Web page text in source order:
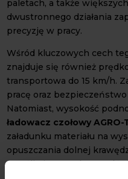
paletach, a także
dwustronnego działania
precyzję w pracy.
Wśród kluczowych cech
znajduje się również
transportowa do 15 km/h.
pracę oraz
Natomiast, wysokość
ładowacz czołowy AGRO-
załadunku materiału na
opuszczania dolnej
umożliwia wygodne